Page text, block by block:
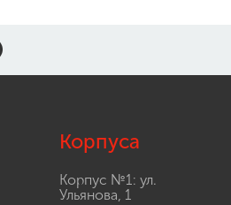
Корпуса
Корпус №1: ул.
Ульянова, 1